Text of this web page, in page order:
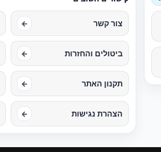
צור קשר ←
ביטולים והחזרות ←
תקנון האתר ←
הצהרת נגישות ←